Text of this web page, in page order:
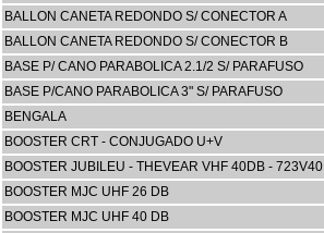
BALLON CANETA REDONDO S/ CONECTOR A
BALLON CANETA REDONDO S/ CONECTOR B
BASE P/ CANO PARABOLICA 2.1/2 S/ PARAFUSO
BASE P/CANO PARABOLICA 3" S/ PARAFUSO
BENGALA
BOOSTER CRT - CONJUGADO U+V
BOOSTER JUBILEU - THEVEAR VHF 40DB - 723V40
BOOSTER MJC UHF 26 DB
BOOSTER MJC UHF 40 DB